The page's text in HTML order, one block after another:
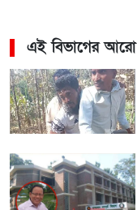
এই বিভাগের আরো